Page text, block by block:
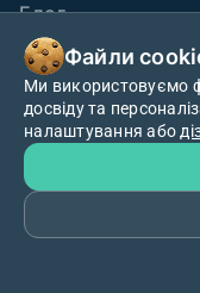
Файли
Ми використовуємо
досвіду та
налаштування або
Блог
Контакти
Також ми тут
Умови
Macro